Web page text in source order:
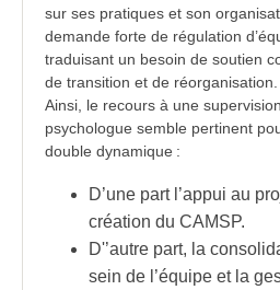
sur ses pratiques et son
demande forte de régulation
traduisant un besoin de soutien
de transition et de réorganisation.
Ainsi, le recours à une
psychologue semble pertinent
double dynamique :
D’une part l’appui au
création du CAMSP.
D'’autre part, la
sein de l’équipe et la